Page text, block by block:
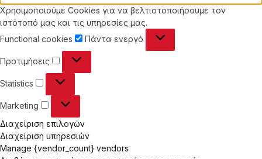
Χρησιμοποιούμε Cookies για να βελτιστοποιήσουμε τον
ιστότοπό μας και τις υπηρεσίες μας.
Functional cookies
Functional
Πάντα ενεργό
Προτιμήσεις Προτιμήσεις
Statistics Statistics
Marketing Marketing
Διαχείριση επιλογών
Διαχείριση υπηρεσιών
Manage {vendor_count} vendors